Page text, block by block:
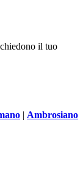
il tuo
| Ambrosiano